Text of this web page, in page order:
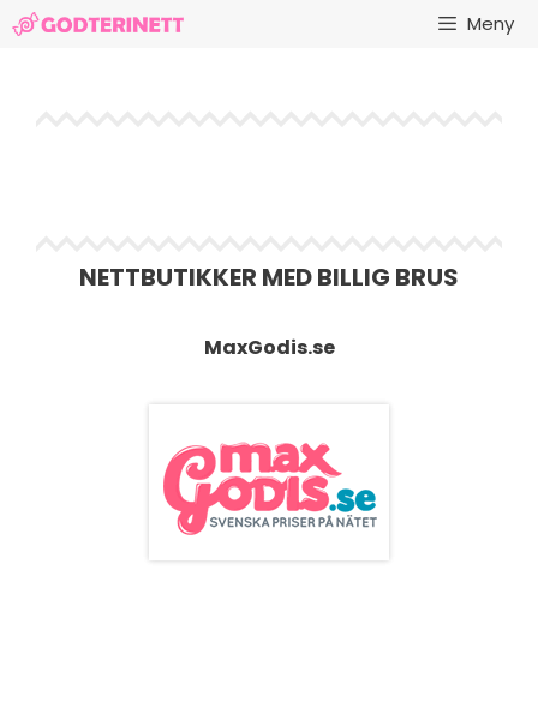
Hopp
til
Meny
NETTBUTIKKER MED BILLIG BRUS
MaxGodis.se